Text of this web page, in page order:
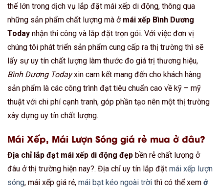
thế lớn trong dịch vụ lắp đặt mái xếp di động, thông qua
những sản phẩm chất lượng mà ở mái xếp Bình Dương
Today nhận thi công và lắp đặt trọn gói. Với việc đơn vị
chúng tôi phát triển sản phẩm cung cấp ra thị trường thì sẽ
lấy sự uy tín chất lượng làm thước đo giá trị thương hiệu,
Bình Dương Todayxin cam kết mang đến cho khách hàng
sản phẩm là các công trình đạt tiêu chuẩn cao về kỹ – mỹ
thuật với chi phí cạnh tranh, góp phần tạo nên một thị trường
xây dựng uy tín chất lượng.
Mái Xếp, Mái Lượn Sóng giá rẻ mua ở đâu?
Địa chỉ lắp đạt mái xếp di động đẹp bền rẻ chất lượng ở
đâu ở thị trường hiện nay?. Địa chỉ uy tín lắp đặt mái xếp lượn
sóng, mái xếp giá rẻ, mái bạt kéo ngoài trời thì có thể xem ở